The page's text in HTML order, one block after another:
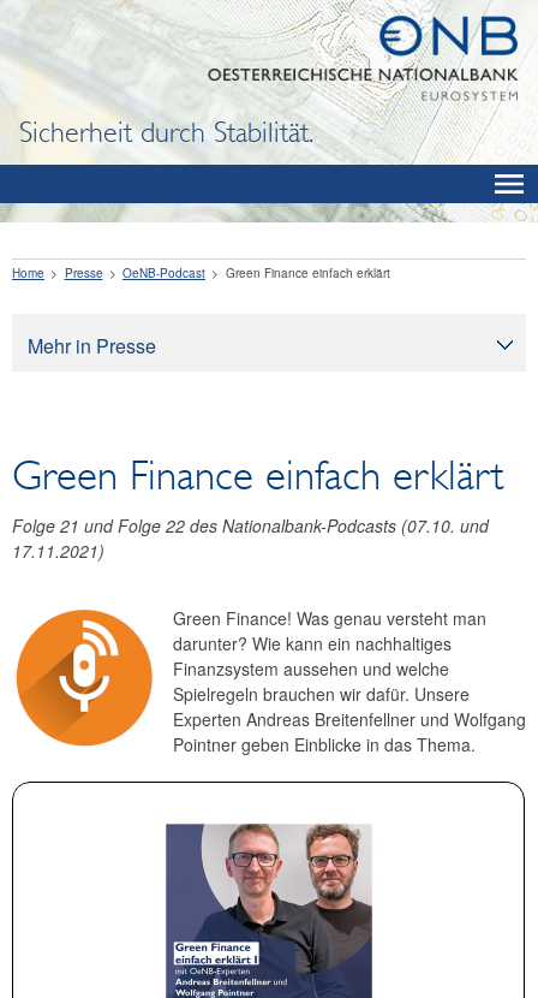
Sicherheit durch Stabilität.
Mehr in Presse
OeNB aktuell
OeNB-Podcast
Reden und Präsentationen
Infografiken
Fotos
Home Presse OeNB-Podcast Green Finance einfach erklärt
Green Finance einfach erklärt
Folge 21 und Folge 22 des Nationalbank-Podcasts (07.10. und
17.11.2021)
Green Finance! Was genau versteht man
darunter? Wie kann ein nachhaltiges
Finanzsystem aussehen und welche
Spielregeln brauchen wir dafür. Unsere
Experten Andreas Breitenfellner und Wolfgang
Pointner geben Einblicke in das Thema.